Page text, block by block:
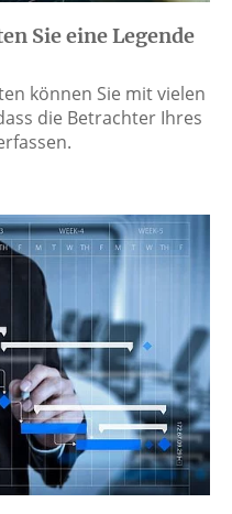
Sie eine Legende
können Sie mit vielen
die Betrachter Ihres